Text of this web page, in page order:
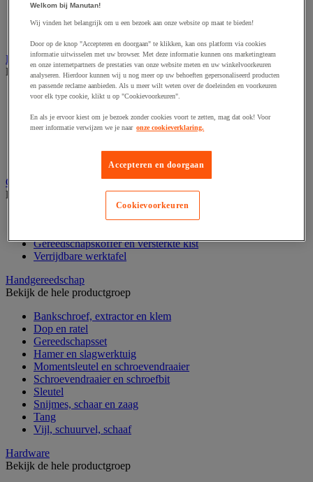
Accessoires voor snij-schuurmachine
Accessoires voor spijkermachine
Elektrische toebehoren en verlichting
Bekijk de hele productgroep
Accessoires voor elektrisch schakelpaneel
Elektrische kabel
Elektrische uitrusting
Gereedschap opbergen
Bekijk de hele productgroep
Assortimentsdoos en gereedschapkoffer
Gereedschapskoffer en versterkte kist
Verrijdbare werktafel
Handgereedschap
Bekijk de hele productgroep
Bankschroef, extractor en klem
Dop en ratel
Gereedschapsset
Hamer en slagwerktuig
Momentsleutel en schroevendraaier
Schroevendraaier en schroefbit
Sleutel
Snijmes, schaar en zaag
Tang
Vijl, schuurvel, schaaf
Hardware
Bekijk de hele productgroep
Welkom bij Manutan!
Wij vinden het belangrijk om u een bezoek aan onze website op maat te bieden!
Door op de knop "Accepteren en doorgaan" te klikken, kan ons platform via cookies
informatie uitwisselen met uw browser. Met deze informatie kunnen ons marketingteam
en onze internetpartners de prestaties van onze website meten en uw winkelvoorkeuren
analyseren. Hierdoor kunnen wij u nog meer op uw behoeften gepersonaliseerd producten
en passende reclame aanbieden. Als u meer wilt weten over de doeleinden en voorkeuren
voor elk type cookie, klikt u op "Cookievoorkeuren".
En als je ervoor kiest om je bezoek zonder cookies voort te zetten, mag dat ook! Voor
meer informatie verwijzen we je naar onze cookieverklaring.
Accepteren en doorgaan
Cookievoorkeuren